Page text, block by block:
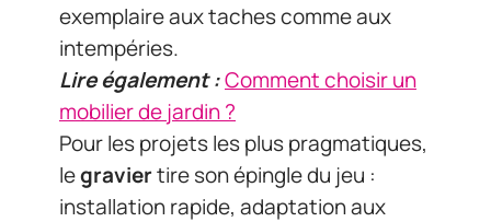
exemplaire aux taches comme aux
intempéries.
Lire également :Comment choisir un
mobilier de jardin ?
Pour les projets les plus pragmatiques,
legraviertire son épingle du jeu :
installation rapide, adaptation aux